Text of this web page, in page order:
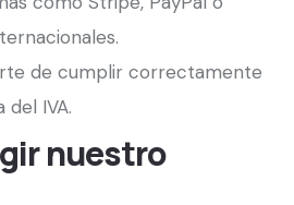
de cumplir correctamente
IVA.
nuestro